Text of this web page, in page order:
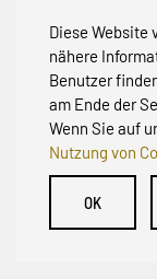
Diese Website
nähere
Benutzer
am Ende der
Wenn Sie auf
Nutzung von
OK
© Initiative zur